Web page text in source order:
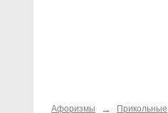
Афоризмы → Прикольные